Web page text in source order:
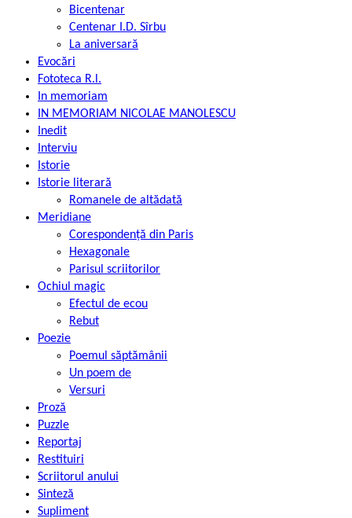
Bicentenar
Centenar I.D. Sîrbu
La aniversară
Evocări
Fototeca R.l.
In memoriam
IN MEMORIAM NICOLAE MANOLESCU
Inedit
Interviu
Istorie
Istorie literară
Romanele de altădată
Meridiane
Corespondență din Paris
Hexagonale
Parisul scriitorilor
Ochiul magic
Efectul de ecou
Rebut
Poezie
Poemul săptămânii
Un poem de
Versuri
Proză
Puzzle
Reportaj
Restituiri
Scriitorul anului
Sinteză
Supliment